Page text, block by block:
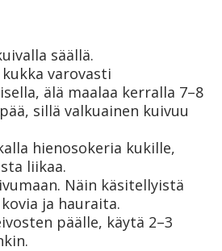
säällä.
varovasti
älä maalaa kerralla 7–8
sillä valkuainen kuivuu
hienosokeria kukille,
liikaa.
Näin käsitellyistä
ja hauraita.
päälle, käytä 2–3